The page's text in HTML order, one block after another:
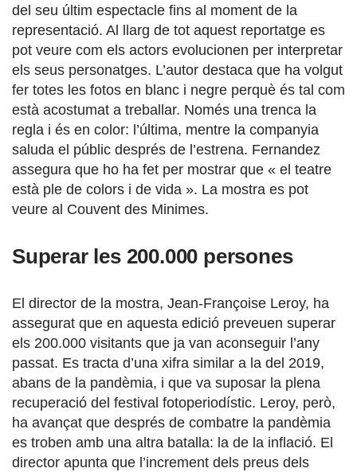
del seu últim espectacle fins al moment de la
representació. Al llarg de tot aquest reportatge es
pot veure com els actors evolucionen per interpretar
els seus personatges. L’autor destaca que ha volgut
fer totes les fotos en blanc i negre perquè és tal com
està acostumat a treballar. Només una trenca la
regla i és en color: l’última, mentre la companyia
saluda el públic després de l’estrena. Fernandez
assegura que ho ha fet per mostrar que « el teatre
està ple de colors i de vida ». La mostra es pot
veure al Couvent des Minimes.
Superar les 200.000 persones
El director de la mostra, Jean-Françoise Leroy, ha
assegurat que en aquesta edició preveuen superar
els 200.000 visitants que ja van aconseguir l’any
passat. Es tracta d’una xifra similar a la del 2019,
abans de la pandèmia, i que va suposar la plena
recuperació del festival fotoperiodístic. Leroy, però,
ha avançat que després de combatre la pandèmia
es troben amb una altra batalla: la de la inflació. El
director apunta que l’increment dels preus dels